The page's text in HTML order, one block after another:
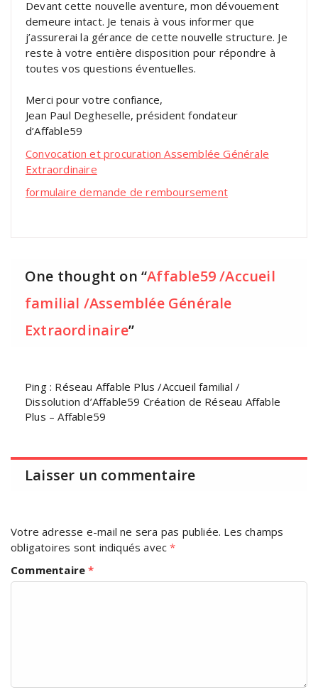
Devant cette nouvelle aventure, mon dévouement
demeure intact. Je tenais à vous informer que
j’assurerai la gérance de cette nouvelle structure. Je
reste à votre entière disposition pour répondre à
toutes vos questions éventuelles.
Merci pour votre confiance,
Jean Paul Degheselle, président fondateur
d’Affable59
Convocation et procuration Assemblée Générale
Extraordinaire
formulaire demande de remboursement
One thought on “Affable59 /Accueil
familial /Assemblée Générale
Extraordinaire”
Ping : Réseau Affable Plus /Accueil familial /
Dissolution d’Affable59 Création de Réseau Affable
Plus – Affable59
Laisser un commentaire
Votre adresse e-mail ne sera pas publiée. Les champs
obligatoires sont indiqués avec*
Commentaire*